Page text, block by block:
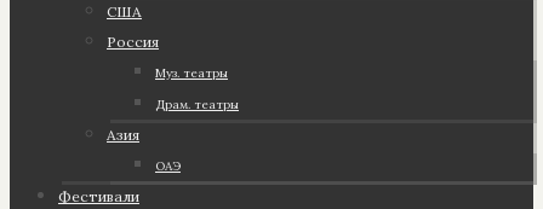
США
Россия
Муз. театры
Драм. театры
Азия
ОАЭ
Фестивали